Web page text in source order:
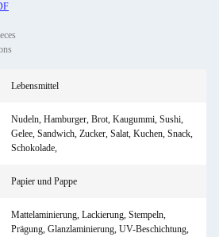
Lebensmittel
Nudeln, Hamburger, Brot, Kaugummi, Sushi,
Gelee, Sandwich, Zucker, Salat, Kuchen, Snack,
Schokolade,
Papier und Pappe
Mattelaminierung, Lackierung, Stempeln,
Prägung, Glanzlaminierung, UV-Beschichtung,